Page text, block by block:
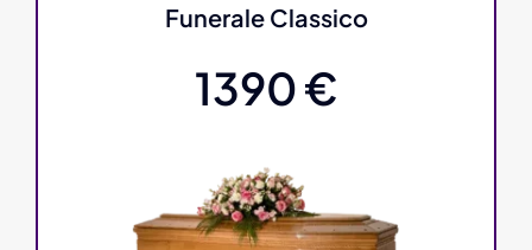
Funerale Classico
1390 €